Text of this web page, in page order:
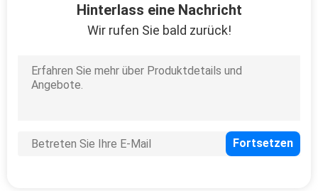
Tachymeter-Kabel
Hinterlass eine Nachricht
Wir rufen Sie bald zurück!